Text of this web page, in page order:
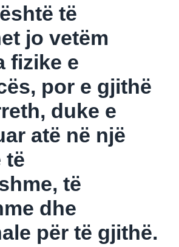
të
jo vetëm
fizike e
por e gjithë
duke e
atë në një
të
të
dhe
për të gjithë.